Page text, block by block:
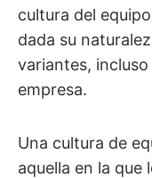
cultura del
dada su
variantes,
empresa.
Una cultura de
aquella en la que